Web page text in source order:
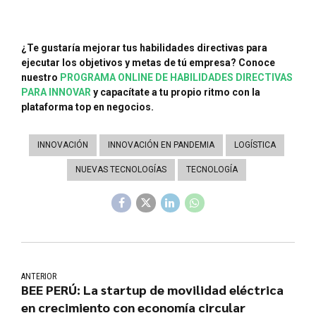
¿Te gustaría mejorar tus habilidades directivas para
ejecutar los objetivos y metas de tú empresa? Conoce
nuestro PROGRAMA ONLINE DE HABILIDADES DIRECTIVAS
PARA INNOVARy capacítate a tu propio ritmo con la
plataforma top en negocios.
INNOVACIÓN INNOVACIÓN EN PANDEMIA LOGÍSTICA
NUEVAS TECNOLOGÍAS TECNOLOGÍA
ANTERIOR
BEE PERÚ: La startup de movilidad eléctrica
en crecimiento con economía circular